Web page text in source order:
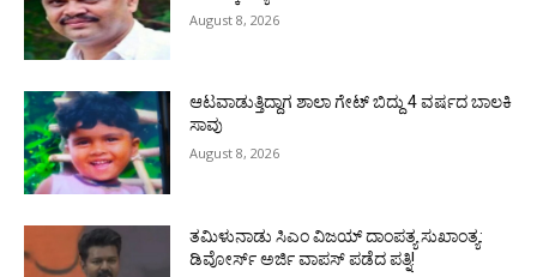
August 8, 2026
ಆಟವಾಡುತ್ತಿದ್ದಾಗ ಶಾಲಾ ಗೇಟ್‌ ಬಿದ್ದು 4 ವರ್ಷದ ಬಾಲಕಿ
ಸಾವು
August 8, 2026
ತಮಿಳುನಾಡು ಸಿಎಂ ವಿಜಯ್‌ ದಾಂಪತ್ಯ ಸುಖಾಂತ್ಯ:
ಡಿವೋರ್ಸ್‌ ಅರ್ಜಿ ವಾಪಸ್‌ ಪಡೆದ ಪತ್ನಿ!